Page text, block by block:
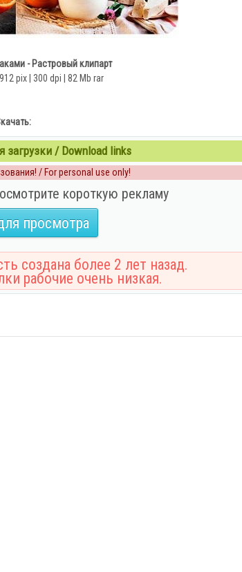
- Растровый клипарт
pix | 300 dpi | 82 Mb rar
/ Download links
/ For personal use only!
короткую рекламу
просмотра
создана более 2 лет назад.
рабочие очень низкая.